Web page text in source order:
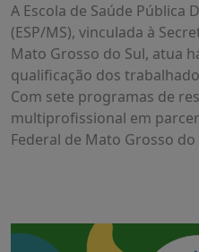
A Escola de Saúde Pública
(ESP/MS), vinculada à
Mato Grosso do Sul, atua
qualificação dos
Com sete programas de
multiprofissional em
Federal de Mato Grosso